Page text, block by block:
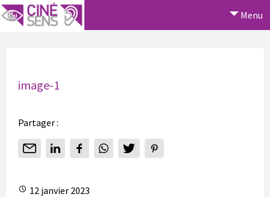
Menu
image-1
Partager :
12 janvier 2023